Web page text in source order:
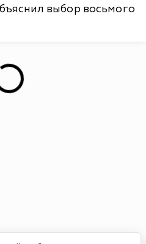
выбор восьмого